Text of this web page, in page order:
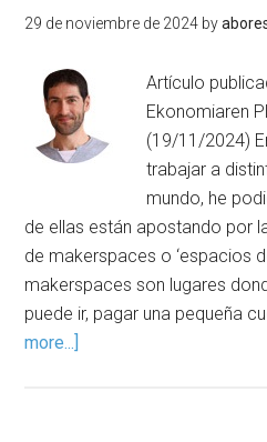
29 de noviembre de 2024 by
Artículo
Ekonomiaren
(19/11/2024)
trabajar a
mundo, he
de ellas están apostando por
de makerspaces o ‘espacios
makerspaces son lugares
puede ir, pagar una pequeña
more...]